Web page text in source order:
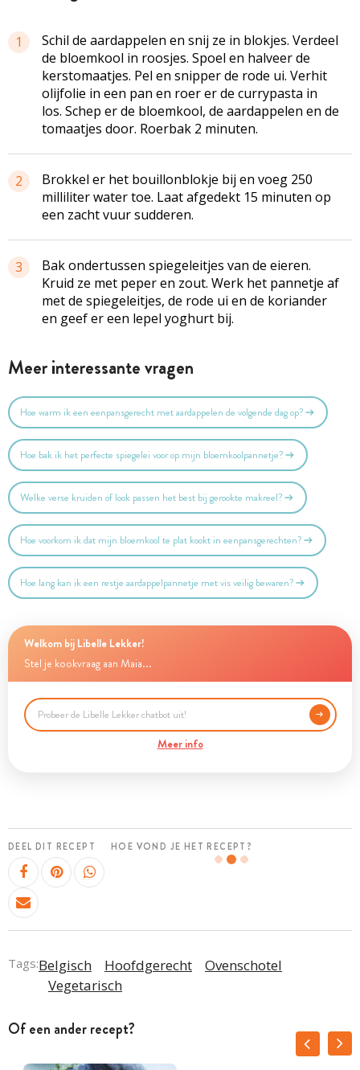
1
Schil de aardappelen en snij ze in blokjes. Verdeel
de bloemkool in roosjes. Spoel en halveer de
kerstomaatjes. Pel en snipper de rode ui. Verhit
olijfolie in een pan en roer er de currypasta in
los. Schep er de bloemkool, de aardappelen en de
tomaatjes door. Roerbak 2 minuten.
2
Brokkel er het bouillonblokje bij en voeg 250
milliliter water toe. Laat afgedekt 15 minuten op
een zacht vuur sudderen.
3
Bak ondertussen spiegeleitjes van de eieren.
Kruid ze met peper en zout. Werk het pannetje af
met de spiegeleitjes, de rode ui en de koriander
en geef er een lepel yoghurt bij.
Meer interessante vragen
Hoe warm ik een eenpansgerecht met aardappelen de volgende dag op?
Hoe bak ik het perfecte spiegelei voor op mijn bloemkoolpannetje?
Welke verse kruiden of look passen het best bij gerookte makreel?
Hoe voorkom ik dat mijn bloemkool te plat kookt in eenpansgerechten?
Hoe lang kan ik een restje aardappelpannetje met vis veilig bewaren?
Welkom bij Libelle Lekker!
Stel je kookvraag aan Maia...
Meer info
DEEL DIT RECEPT HOE VOND JE HET RECEPT?
Tags:Belgisch Hoofdgerecht
Ovenschotel
Vegetarisch
Of een ander recept?